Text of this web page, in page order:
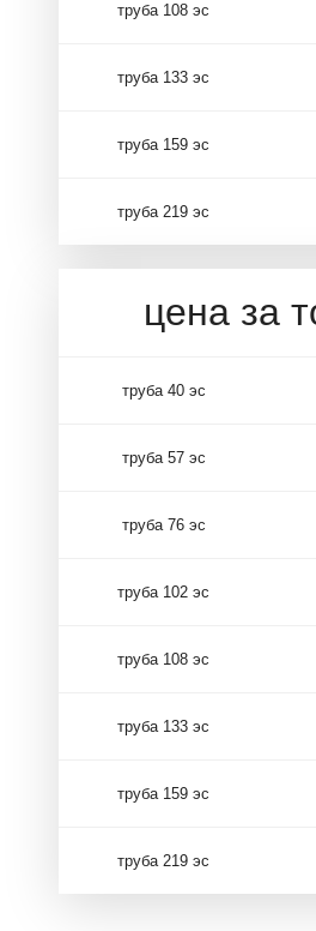
труба 108 эс
труба 133 эс
труба 159 эс
труба 219 эс
цена за
труба 40 эс
труба 57 эс
труба 76 эс
труба 102 эс
труба 108 эс
труба 133 эс
труба 159 эс
труба 219 эс